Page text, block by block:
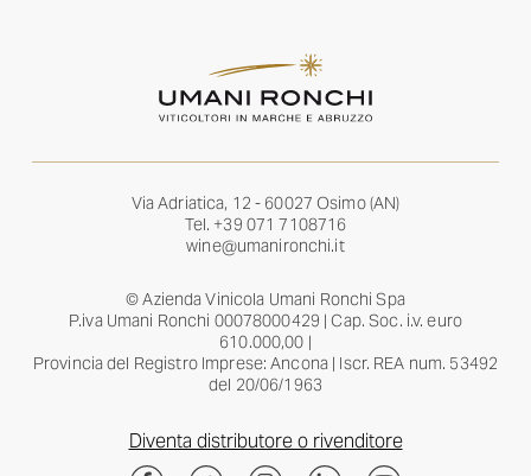
Via Adriatica, 12 - 60027 Osimo (AN)
Tel. +39 071 7108716
wine@umanironchi.it
© Azienda Vinicola Umani Ronchi Spa
P.iva Umani Ronchi 00078000429 | Cap. Soc. i.v. euro
610.000,00 |
Provincia del Registro Imprese: Ancona | Iscr. REA num. 53492
del 20/06/1963
Diventa distributore o rivenditore